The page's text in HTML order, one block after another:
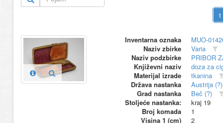
Inventarna oznaka
MUO-
Naziv zbirke
Varia
Naziv podzbirke
PRIBOR
Književni naziv
doza za
Materijal izrade
tkanina
Država nastanka
Austrija (?)
Grad nastanka
Beč (?)
Stoljeće nastanka:
kraj 19
Broj komada
1
Visina 1 (cm)
2